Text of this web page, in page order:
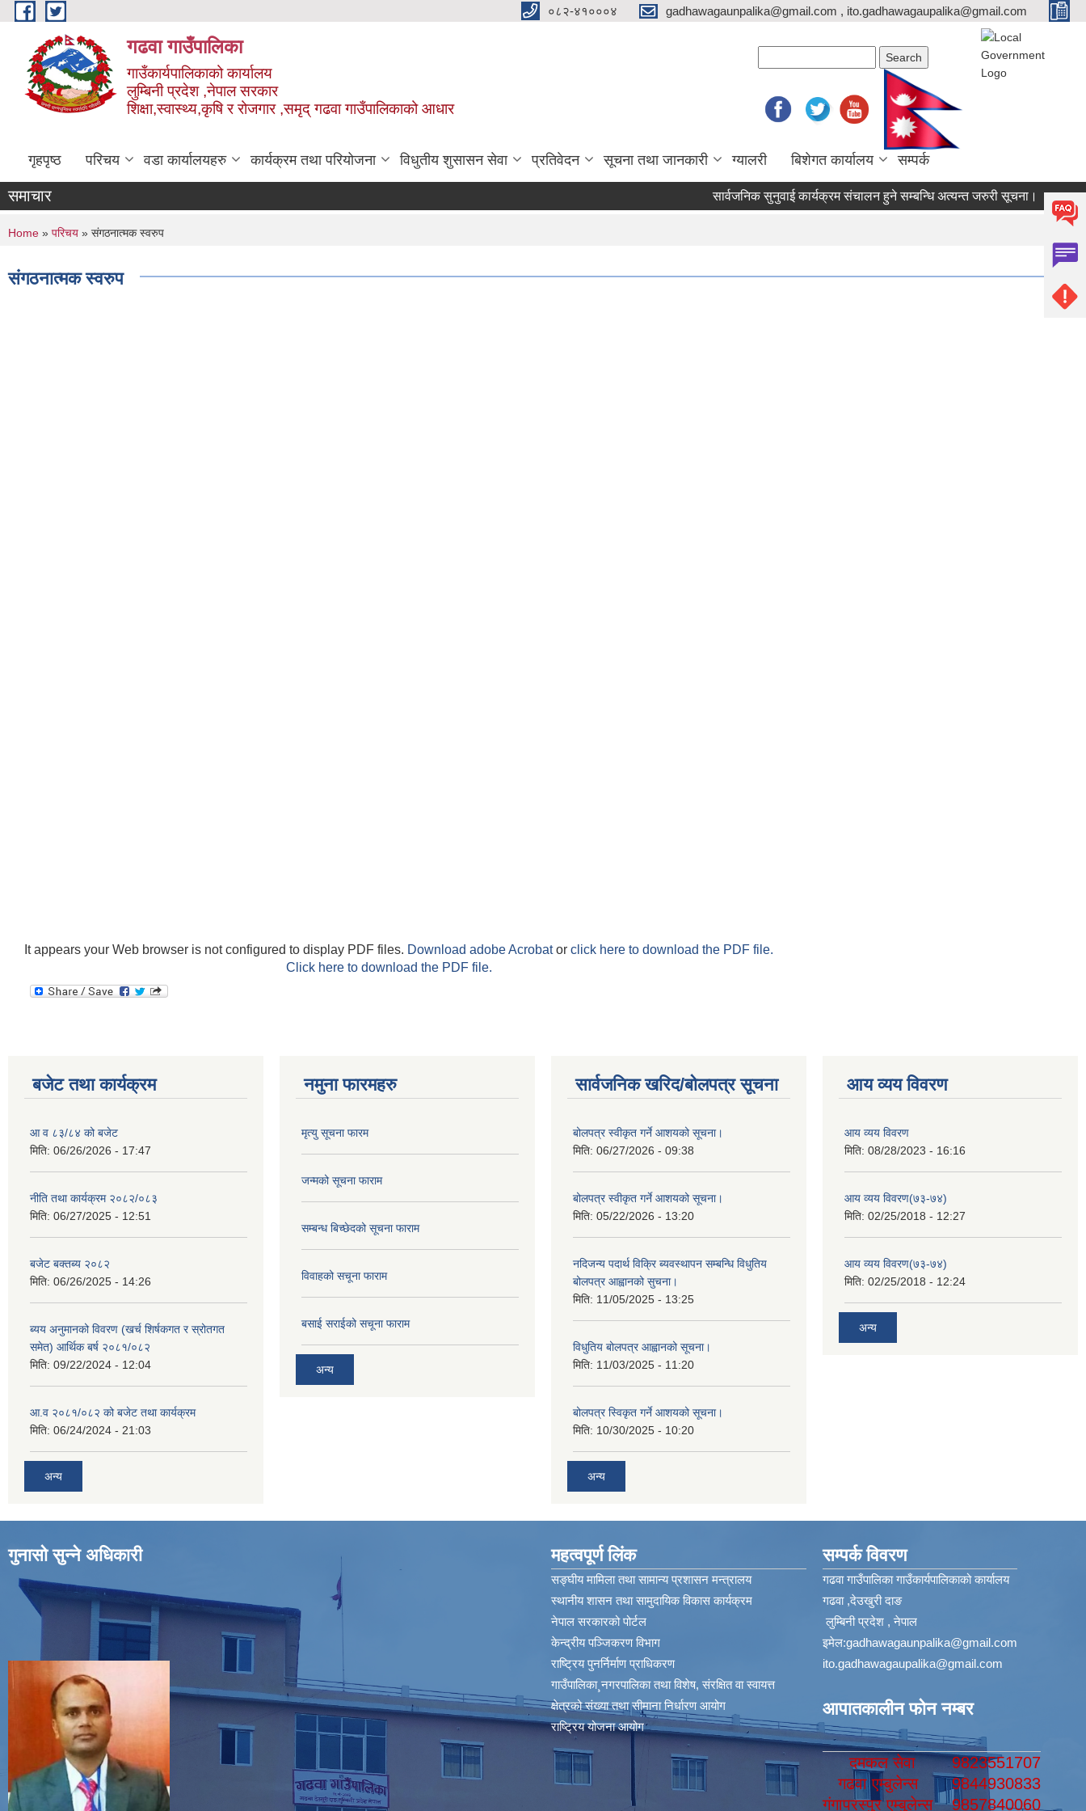
Skip to main content ०८२-४१०००४ gadhawagaunpalika@gmail.com , ito.gadhawagaupalika@gmail.com
गढवा गाउँपालिका
गाउँकार्यपालिकाको कार्यालय
लुम्बिनी प्रदेश ,नेपाल सरकार
शिक्षा,स्वास्थ्य,कृषि र रोजगार ,समृद् गढवा गाउँपालिकाको आधार
गृहपृष्ठ परिचय वडा कार्यालयहरु कार्यक्रम तथा परियोजना विधुतीय शुसासन सेवा प्रतिवेदन सूचना तथा जानकारी ग्यालरी बिशेगत कार्यालय सम्पर्क
समाचार सार्वजनिक सुनुवाई कार्यक्रम संचालन हुने सम्बन्धि अत्यन्त जरुरी सूचना। सटर
You are here
Home » परिचय » संगठनात्मक स्वरुप
संगठनात्मक स्वरुप
It appears your Web browser is not configured to display PDF files. Download adobe Acrobator click here to download the PDF file.
Click here to download the PDF file.
बजेट तथा कार्यक्रम
आ व ८३/८४ को बजेट
मिति: 06/26/2026 - 17:47
नीति तथा कार्यक्रम २०८२/०८३
मिति: 06/27/2025 - 12:51
बजेट बक्तब्य २०८२
मिति: 06/26/2025 - 14:26
ब्यय अनुमानको विवरण (खर्च शिर्षकगत र स्रोतगत
समेत) आर्थिक बर्ष २०८१/०८२
मिति: 09/22/2024 - 12:04
आ.व २०८१/०८२ को बजेट तथा कार्यक्रम
मिति: 06/24/2024 - 21:03
अन्य
नमुना फारमहरु
मृत्यु सूचना फारम
जन्मको सूचना फाराम
सम्बन्ध बिच्छेदको सूचना फाराम
विवाहको सचूना फाराम
बसाई सराईको सचूना फाराम
अन्य
सार्वजनिक खरिद/बोलपत्र सूचना
बोलपत्र स्वीकृत गर्ने आशयको सूचना।
मिति: 06/27/2026 - 09:38
बोलपत्र स्वीकृत गर्ने आशयको सूचना।
मिति: 05/22/2026 - 13:20
नदिजन्य पदार्थ विक्रि ब्यवस्थापन सम्बन्धि विधुतिय
बोलपत्र आह्वानको सुचना।
मिति: 11/05/2025 - 13:25
विधुतिय बोलपत्र आह्वानको सूचना।
मिति: 11/03/2025 - 11:20
बोलपत्र स्विकृत गर्ने आशयको सूचना।
मिति: 10/30/2025 - 10:20
अन्य
आय व्यय विवरण
आय व्यय विवरण
मिति: 08/28/2023 - 16:16
आय व्यय विवरण(७३-७४)
मिति: 02/25/2018 - 12:27
आय व्यय विवरण(७३-७४)
मिति: 02/25/2018 - 12:24
अन्य
गुनासो सुन्ने अधिकारी महत्वपूर्ण लिंक
सङ्घीय मामिला तथा सामान्य प्रशासन मन्त्रालय
स्थानीय शासन तथा सामुदायिक विकास कार्यक्रम
नेपाल सरकारको पोर्टल
केन्द्रीय पञ्जिकरण विभाग
राष्ट्रिय पुनर्निर्माण प्राधिकरण
गाउँपालिका¸नगरपालिका तथा विशेष, संरक्षित वा स्वायत्त
क्षेत्रको संख्या तथा सीमाना निर्धारण आयोग​
राष्ट्रिय योजना आयोग
सम्पर्क विवरण
गढवा गाउँपालिका गाउँकार्यपालिकाको कार्यालय
गढवा ,देउखुरी दाङ
लुम्बिनी प्रदेश , नेपाल
इमेल:gadhawagaunpalika@gmail.com
ito.gadhawagaupalika@gmail.com
आपातकालीन फोन नम्बर
दमकल सेवा
9823551707
गढवा एम्बुलेन्स
9844930833
गंगापरस्पुर एम्बुलेन्स9857840060